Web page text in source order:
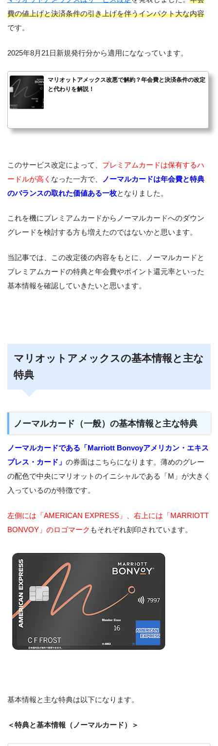
費の値上げと決済条件の引き上げを伴うインパクト大な内容
です。
2025年8月21日新規発行分から適用にななっています。
マリオットアメックス改悪で解約？年会費と決済条件の改定
と代わりを解説！
このサービス改定によって、 プレミアムカードは保有するハ
ードルが高く なった一方で、
ノーマルカードは年会費と特典
のバランスの取れた価値ある一枚となりました。
これを機にプレミアムカードからノーマルカードへのダウン
グレードを検討する方も増えたのではないかと思います。
当記事では、この改定後の内容をもとに、ノーマルカードと
プレミアムカードの特典と年会費やポイント還元率といった
基本情報を確認していきたいと思います。
マリオットアメックスの基本情報と主な
特典
ノーマルカード（一般）の基本情報と主な特典
ノーマルカードである「Marriott Bonvoyアメリカン・エキス
プレス・カード」 の券面はこちらになります。薄めのグレー
の配色で中央にマリオットのイニシャルである「M」が大きく
入っているのが特徴です。
左側には「AMERICAN EXPRESS」、右上には「MARRIOTT
BONVOY」のロゴマーク もそれぞれ刻印されています。
基本情報と主な特典は以下になります。
＜特典と基本情報（ノーマルカード）＞